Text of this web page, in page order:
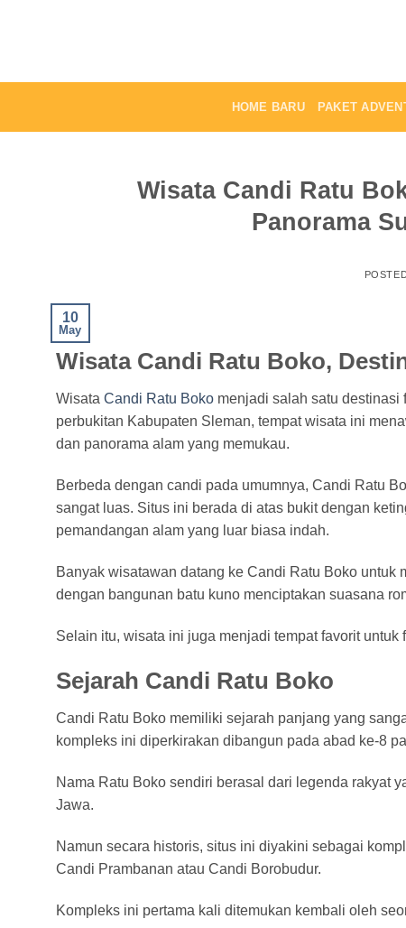
HOME BARU PAKET
Wisata Candi Ratu
Panorama
10
May
Wisata Candi Ratu Boko,
Wisata Candi Ratu Boko menjadi salah satu destinasi
perbukitan Kabupaten Sleman, tempat wisata ini
dan panorama alam yang memukau.
Berbeda dengan candi pada umumnya, Candi Ratu
sangat luas. Situs ini berada di atas bukit dengan
pemandangan alam yang luar biasa indah.
Banyak wisatawan datang ke Candi Ratu Boko untuk
dengan bangunan batu kuno menciptakan suasana
Selain itu, wisata ini juga menjadi tempat favorit
Sejarah Candi Ratu Boko
Candi Ratu Boko memiliki sejarah panjang yang
kompleks ini diperkirakan dibangun pada abad ke-8
Nama Ratu Boko sendiri berasal dari legenda rakyat
Jawa.
Namun secara historis, situs ini diyakini sebagai
Candi Prambanan atau Candi Borobudur.
Kompleks ini pertama kali ditemukan kembali oleh